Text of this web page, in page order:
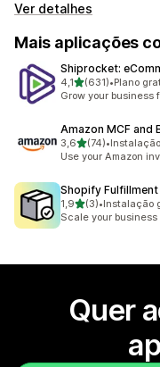
Ver detalhes
Mais aplicações
Shiprocket:
4,1de 5 estrelas
(631)
631 total de
•Plano
Grow your
Amazon MCF and
3,6de 5 estrelas
(74)
74 total de
•
Use your Amazon
Shopify
1,9de 5 estrelas
(3)
3 total de avaliações
•Instalação
Scale your
Quer